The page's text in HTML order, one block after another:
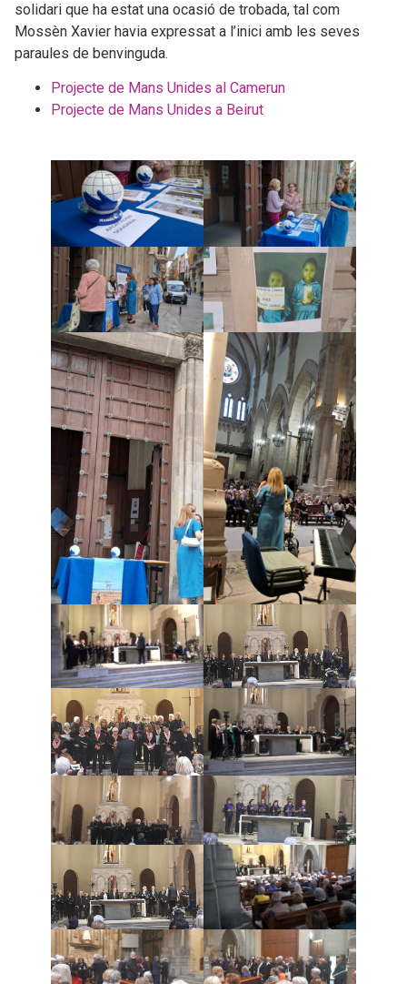
solidari que ha estat una ocasió de trobada, tal com
Mossèn Xavier havia expressat a l’inici amb les seves
paraules de benvinguda.
Projecte de Mans Unides al Camerun
Projecte de Mans Unides a Beirut